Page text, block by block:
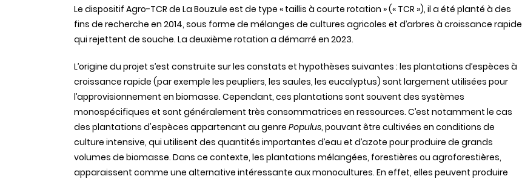
Le dispositif Agro-TCR de La Bouzule est de type « taillis à courte rotation » (« TCR »), il a été planté à des
fins de recherche en 2014, sous forme de mélanges de cultures agricoles et d’arbres à croissance rapide
qui rejettent de souche. La deuxième rotation a démarré en 2023.
L’origine du projet s’est construite sur les constats et hypothèses suivantes : les plantations d’espèces à
croissance rapide (par exemple les peupliers, les saules, les eucalyptus) sont largement utilisées pour
l’approvisionnement en biomasse. Cependant, ces plantations sont souvent des systèmes
monospécifiques et sont généralement très consommatrices en ressources. C’est notamment le cas
des plantations d'espèces appartenant au genre Populus, pouvant être cultivées en conditions de
culture intensive, qui utilisent des quantités importantes d’eau et d’azote pour produire de grands
volumes de biomasse. Dans ce contexte, les plantations mélangées, forestières ou agroforestières,
apparaissent comme une alternative intéressante aux monocultures. En effet, elles peuvent produire